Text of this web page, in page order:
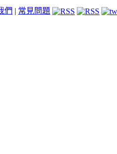
們 | 常見問題